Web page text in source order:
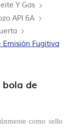
Y Gas
API 6A
Emisión Fugitiva
bola de
como sello